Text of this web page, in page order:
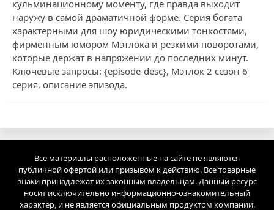
кульминационному моменту, где правда выходит
наружу в самой драматичной форме. Серия богата
характерными для шоу юридическими тонкостями,
фирменным юмором Мэтлока и резкими поворотами,
которые держат в напряжении до последних минут.
Ключевые запросы: {episode-desc}, Мэтлок 2 сезон 6
серия, описание эпизода.
Все материалы расположенные на сайте не являются
публичной офертой или призывом к действию. Все товарные
знаки принадлежат их законным владельцам. Данный ресурс
носит исключительно информационно-ознакомительный
характер, и не является официальным продуктом компании.